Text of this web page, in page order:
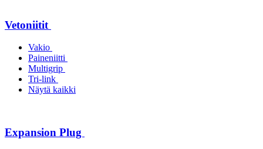
Vetoniitit
Vakio
Paineniitti
Multigrip
Tri-link
Näytä kaikki
Expansion Plug